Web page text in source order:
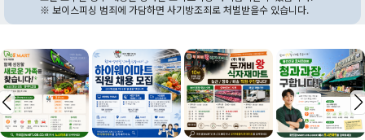
※ 보이스피싱 범죄에 가담하면 사기방조죄로 처벌받을수 있습니다.